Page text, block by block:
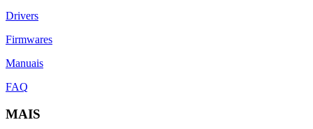
Drivers
Firmwares
Manuais
FAQ
MAIS